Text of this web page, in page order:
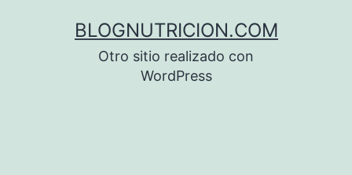
BLOGNUTRICION.COM
Otro sitio realizado con
WordPress